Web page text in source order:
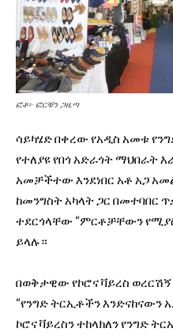
ፎቶ፦ ፎርቹን ጋዜጣ
ሳይካሄድ በቀረው የአዲስ አመቱ
የተለያዩ የበጎ አድራጎት ማህበራት
አመቻችተው እንደነበር አቶ አጋ
ከመንግስት አካላት ጋር በመተባበር
ተደርጎላቸው “ምርቶቻቸውን
ይላሉ።
በወቅታዊው የኮሮና ቫይረስ
“የንግድ ትርኢቶችን እንድናከናውን
ኮሮና ቫይረስን ተከላክለን የንግድ